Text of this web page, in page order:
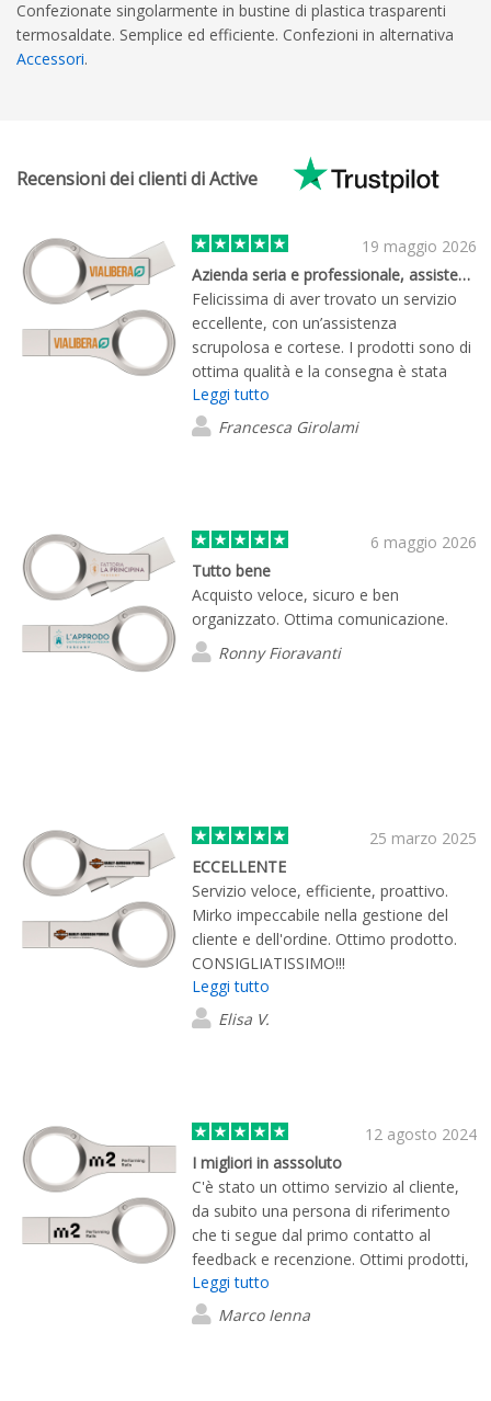
Confezionate singolarmente in bustine di plastica trasparenti
termosaldate. Semplice ed efficiente. Confezioni in alternativa
Accessori.
Recensioni dei clienti di Active
19 maggio 2026
Azienda seria e professionale, assistenza clienti top.
Felicissima di aver trovato un servizio
eccellente, con un’assistenza
scrupolosa e cortese. I prodotti sono di
ottima qualità e la consegna è stata
ancora più veloce dei giorni previsti. Alla
prossima occasione!
Leggi tutto
Francesca Girolami
6 maggio 2026
Tutto bene
Acquisto veloce, sicuro e ben
organizzato. Ottima comunicazione.
Ronny Fioravanti
25 marzo 2025
ECCELLENTE
Servizio veloce, efficiente, proattivo.
Mirko impeccabile nella gestione del
cliente e dell'ordine. Ottimo prodotto.
CONSIGLIATISSIMO!!!
Leggi tutto
Elisa V.
12 agosto 2024
I migliori in asssoluto
C'è stato un ottimo servizio al cliente,
da subito una persona di riferimento
che ti segue dal primo contatto al
feedback e recenzione. Ottimi prodotti,
ottime stampe e tempi rapidissimi.
Vasta scelta. Molto consigliato.
Leggi tutto
Marco Ienna